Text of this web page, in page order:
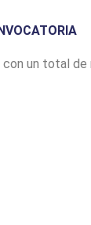
un total